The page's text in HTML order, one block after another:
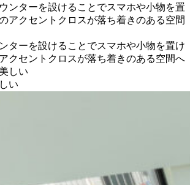
ターを設けることでスマホや小物を置け
クセントクロスが落ち着きのある空間へ
い